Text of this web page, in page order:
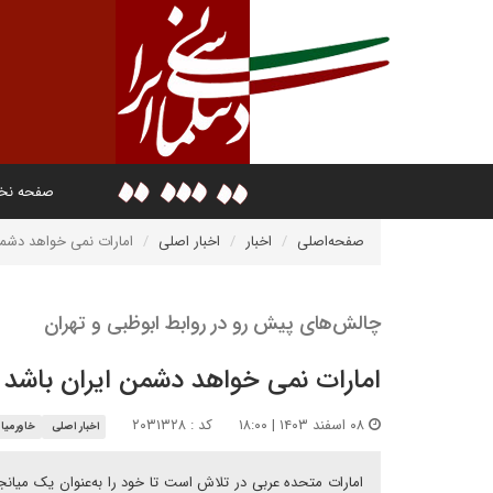
صفحه
صفحه‌اصلی اخبار اخبار اصلی امارات نمی خواهد
چالش‌های پیش رو در روابط ابوظبی و تهران
امارات نمی خواهد دشمن ایران باشد
کد : ۲۰۳۱۳۲۸ اخبار اصلی
امارات متحده عربی در تلاش است تا خود را به‌عنوان یک